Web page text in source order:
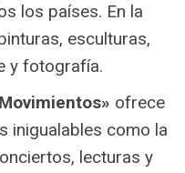
los países. En la
esculturas,
y fotografía.
ofrece
inigualables como la
lecturas y